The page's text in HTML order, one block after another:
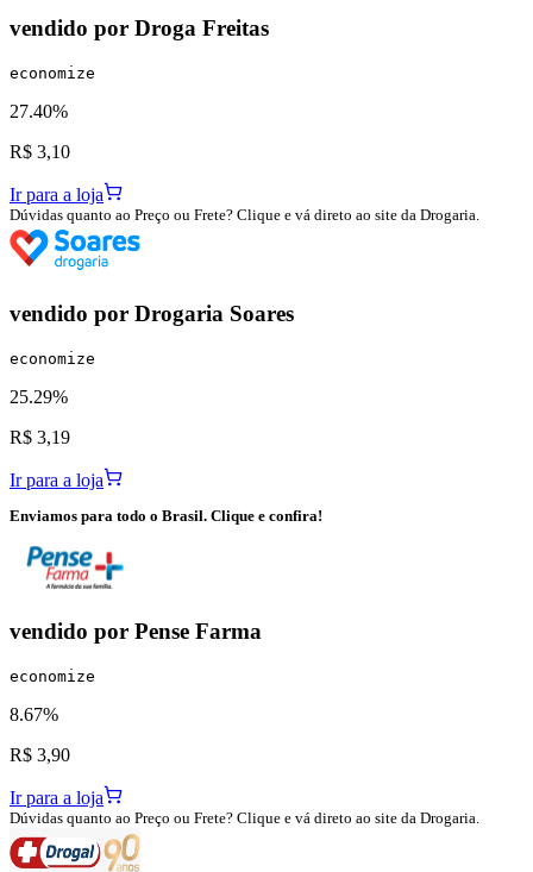
vendido por Droga Freitas
economize
27.40%
R$ 3,10
Ir para a loja
Dúvidas quanto ao Preço ou Frete? Clique e vá direto ao site da Drogaria.
vendido por Drogaria Soares
economize
25.29%
R$ 3,19
Ir para a loja
Enviamos para todo o Brasil. Clique e confira!
vendido por Pense Farma
economize
8.67%
R$ 3,90
Ir para a loja
Dúvidas quanto ao Preço ou Frete? Clique e vá direto ao site da Drogaria.